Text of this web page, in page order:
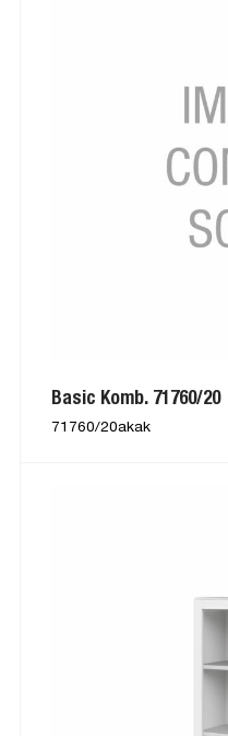
Basic Komb. 71760/20
71760/20akak